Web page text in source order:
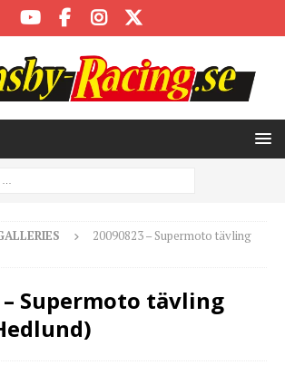
20090823 – Supermoto tävling
– Supermoto tävling